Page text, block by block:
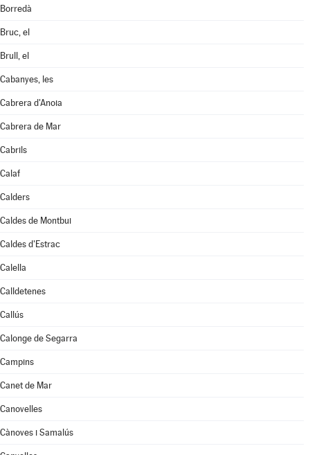
Borredà
Bruc, el
Brull, el
Cabanyes, les
Cabrera d'Anoia
Cabrera de Mar
Cabrils
Calaf
Calders
Caldes de Montbui
Caldes d'Estrac
Calella
Calldetenes
Callús
Calonge de Segarra
Campins
Canet de Mar
Canovelles
Cànoves i Samalús